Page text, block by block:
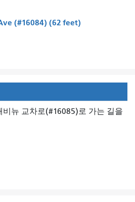
(#16084) (62 feet)
뉴 교차로(#16085)로 가는 길을